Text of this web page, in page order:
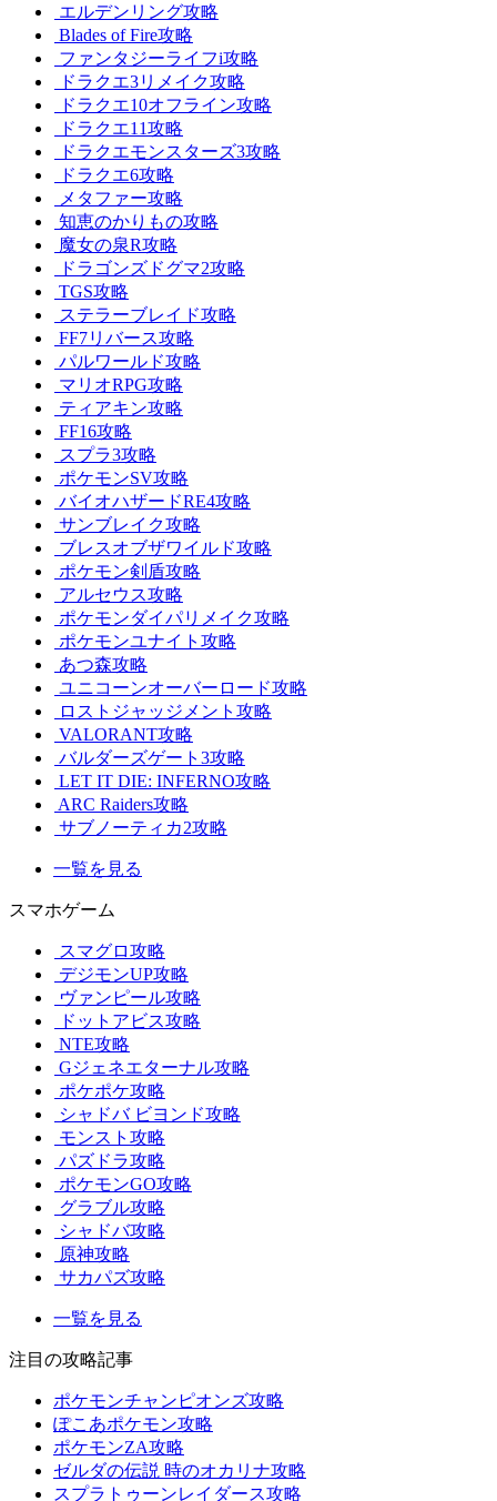
エルデンリング攻略
Blades of Fire攻略
ファンタジーライフi攻略
ドラクエ3リメイク攻略
ドラクエ10オフライン攻略
ドラクエ11攻略
ドラクエモンスターズ3攻略
ドラクエ6攻略
メタファー攻略
知恵のかりもの攻略
魔女の泉R攻略
ドラゴンズドグマ2攻略
TGS攻略
ステラーブレイド攻略
FF7リバース攻略
パルワールド攻略
マリオRPG攻略
ティアキン攻略
FF16攻略
スプラ3攻略
ポケモンSV攻略
バイオハザードRE4攻略
サンブレイク攻略
ブレスオブザワイルド攻略
ポケモン剣盾攻略
アルセウス攻略
ポケモンダイパリメイク攻略
ポケモンユナイト攻略
あつ森攻略
ユニコーンオーバーロード攻略
ロストジャッジメント攻略
VALORANT攻略
バルダーズゲート3攻略
LET IT DIE: INFERNO攻略
ARC Raiders攻略
サブノーティカ2攻略
一覧を見る
スマホゲーム
スマグロ攻略
デジモンUP攻略
ヴァンピール攻略
ドットアビス攻略
NTE攻略
Gジェネエターナル攻略
ポケポケ攻略
シャドバ ビヨンド攻略
モンスト攻略
パズドラ攻略
ポケモンGO攻略
グラブル攻略
シャドバ攻略
原神攻略
サカパズ攻略
一覧を見る
注目の攻略記事
ポケモンチャンピオンズ攻略
ぽこあポケモン攻略
ポケモンZA攻略
ゼルダの伝説 時のオカリナ攻略
スプラトゥーンレイダース攻略